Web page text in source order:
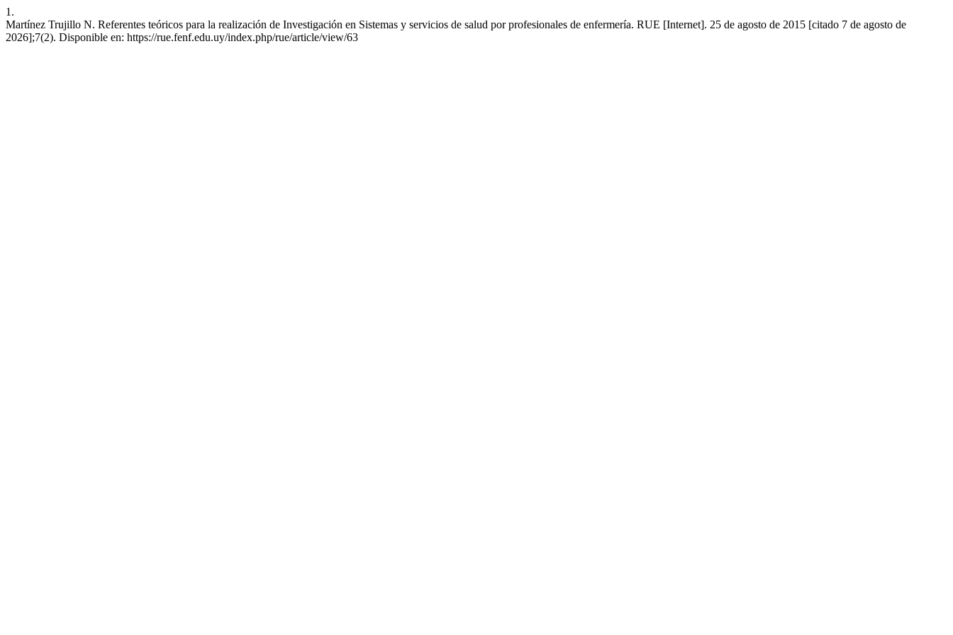
1.
Martínez Trujillo N. Referentes teóricos para la realización de Investigación en Sistemas y servicios de salud por profesionales de enfermería. RUE [Internet]. 25 de agosto de 2015 [citado 7 de agosto de
2026];7(2). Disponible en: https://rue.fenf.edu.uy/index.php/rue/article/view/63